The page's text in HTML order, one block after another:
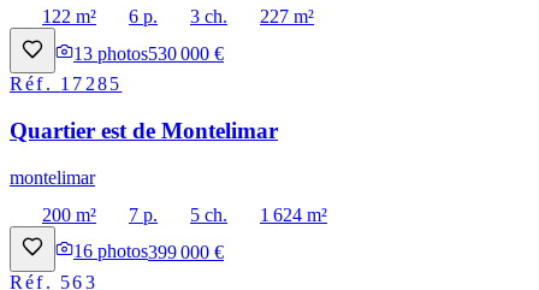
122 m²
6 p. 3 ch.
227 m²
13 photos530 000 €
Réf. 17285
Quartier est de Montelimar
montelimar
200 m²
7 p. 5 ch.
1 624 m²
16 photos399 000 €
Réf. 563